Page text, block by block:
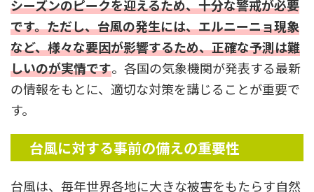
シーズンのピークを迎えるため、十分な警戒が必要
です。ただし、台風の発生には、エルニーニョ現象
など、様々な要因が影響するため、正確な予測は難
しいのが実情です。各国の気象機関が発表する最新
の情報をもとに、適切な対策を講じることが重要で
す。
台風に対する事前の備えの重要性
台風は、毎年世界各地に大きな被害をもたらす自然